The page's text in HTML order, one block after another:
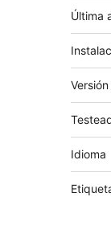
Última
Idioma